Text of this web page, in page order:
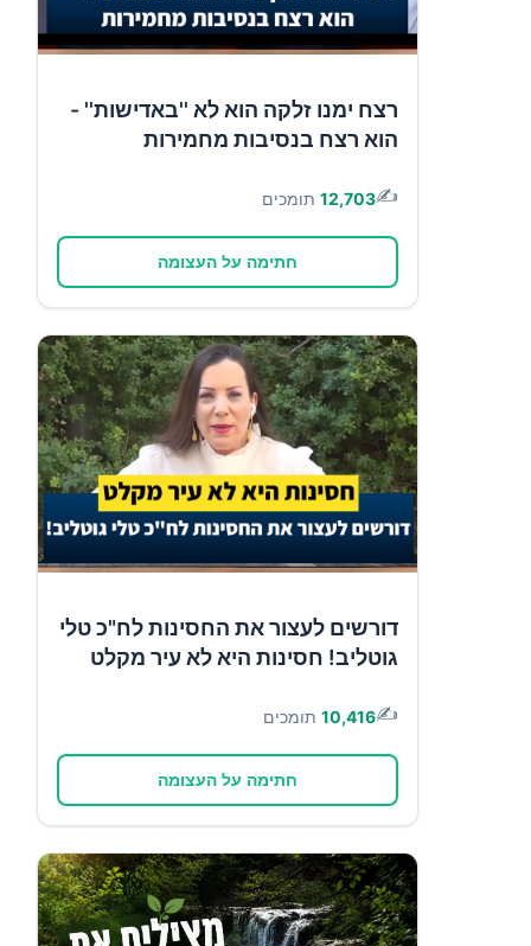
רצח ימנו זלקה הוא לא ''באדישות'' -
הוא רצח בנסיבות מחמירות
✍️
12,703 תומכים
חתימה על העצומה
דורשים לעצור את החסינות לח"כ טלי
גוטליב! חסינות היא לא עיר מקלט
✍️
10,416 תומכים
חתימה על העצומה